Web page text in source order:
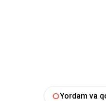
Yordam va